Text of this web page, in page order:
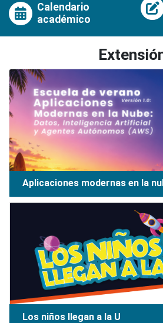
Calendario
académico
Aplicaciones modernas en la
Los niños llegan a la U